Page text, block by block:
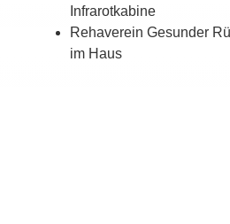
Infrarotkabine
Rehaverein Gesunder
im Haus